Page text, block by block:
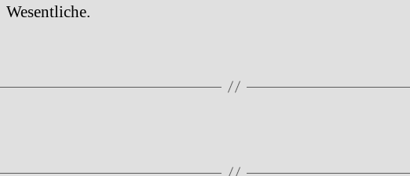
Wesentliche.